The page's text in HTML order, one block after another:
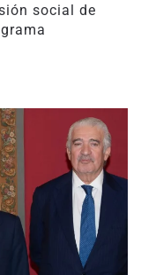
social de